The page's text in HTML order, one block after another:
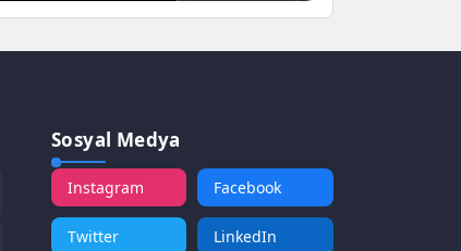
Sosyal Medya
Instagram Facebook
Twitter LinkedIn